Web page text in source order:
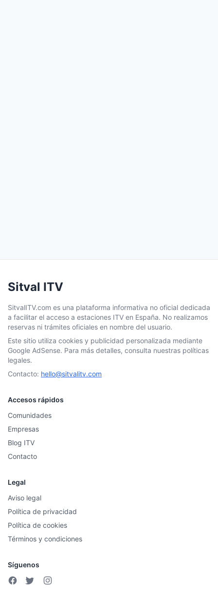
Sitval ITV
SitvalITV.com es una plataforma informativa no oficial dedicada
a facilitar el acceso a estaciones ITV en España. No realizamos
reservas ni trámites oficiales en nombre del usuario.
Este sitio utiliza cookies y publicidad personalizada mediante
Google AdSense. Para más detalles, consulta nuestras políticas
legales.
Contacto: hello@sitvalitv.com
Accesos rápidos
Comunidades
Empresas
Blog ITV
Contacto
Legal
Aviso legal
Política de privacidad
Política de cookies
Términos y condiciones
Síguenos